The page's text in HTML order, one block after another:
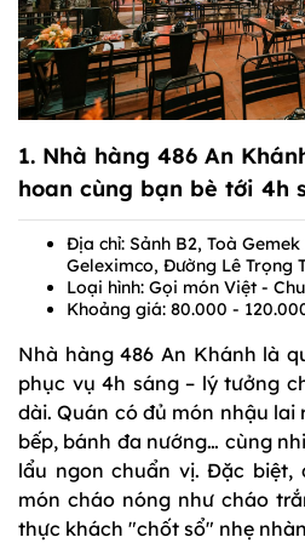
1. Nhà hàng 486 An
hoan cùng bạn bè tới 4h
Địa chỉ: Sảnh B2, Toà
Geleximco, Đường Lê Trọng
Loại hình: Gọi món Việt -
Khoảng giá: 80.000 -
Nhà hàng 486 An Khánh là
phục vụ 4h sáng – lý tưởng
dài. Quán có đủ món nhậu lai
bếp, bánh đa nướng… cùng
lẩu ngon chuẩn vị. Đặc biệt,
món cháo nóng như cháo
thực khách "chốt sổ" nhẹ